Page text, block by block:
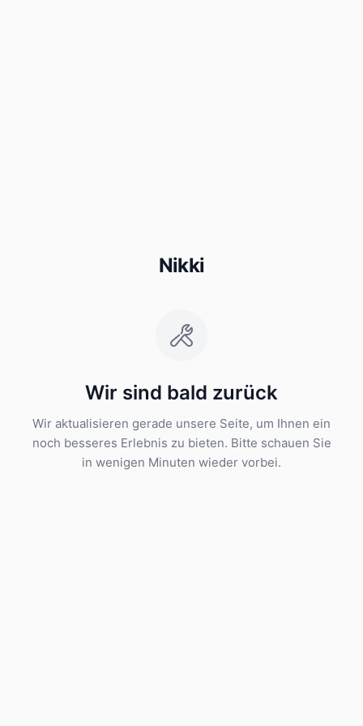
Nikki
Wir sind bald zurück
Wir aktualisieren gerade unsere Seite, um Ihnen ein
noch besseres Erlebnis zu bieten. Bitte schauen Sie
in wenigen Minuten wieder vorbei.